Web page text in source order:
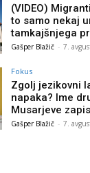
(VIDEO)
to samo nekaj
tamkajšnjega
Gašper Blažič - 7.
Fokus
Zgolj jezikovni
napaka? Ime
Musarjeve
Gašper Blažič - 7.